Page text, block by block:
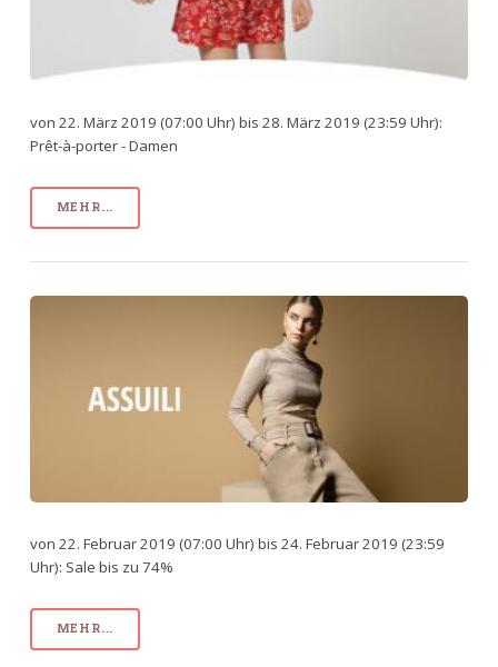
von 22. März 2019 (07:00 Uhr) bis 28. März 2019 (23:59 Uhr):
Prêt-à-porter - Damen
MEHR...
von 22. Februar 2019 (07:00 Uhr) bis 24. Februar 2019 (23:59
Uhr): Sale bis zu 74%
MEHR...